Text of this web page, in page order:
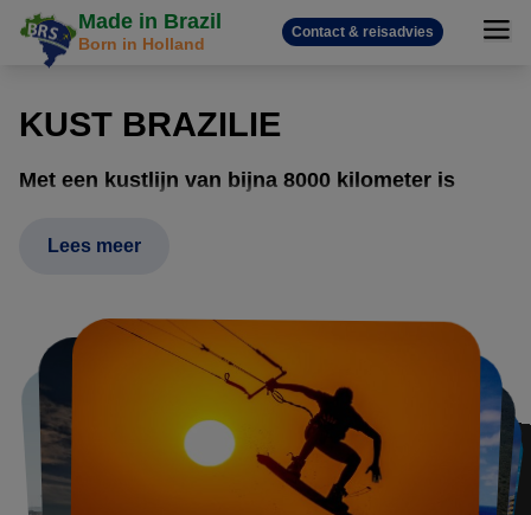
Made in Brazil
Born in Holland
Contact & reisadvies
KUST BRAZILIE
Met een kustlijn van bijna 8000 kilometer is
strandvakantie. De diversiteit is werkelijk enorm.
altijd een topbestemming voor een zonvakantie.
In het Noordoosten van Brazilië bevinden zich prachtige
stranden. De stranden bieden naast ontspanning en rust,
ook ideale omstandigheden om watersporten te beleven
zoals kite-, wind- en golf surfen. Denk hierbij aan
Lees meer